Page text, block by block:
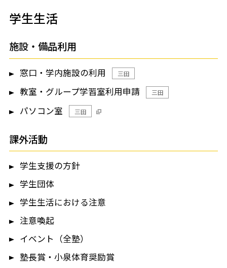
学生生活
施設・備品利用
窓口・学内施設の利用 三田
教室・グループ学習室利用申請 三田
パソコン室 三田
課外活動
学生支援の方針
学生団体
学生生活における注意
注意喚起
イベント（全塾）
塾長賞・小泉体育奨励賞